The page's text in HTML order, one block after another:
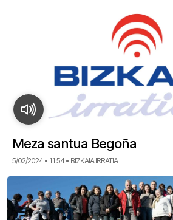
Meza santua Begoña
5/02/2024 • 11:54 • BIZKAIA IRRATIA